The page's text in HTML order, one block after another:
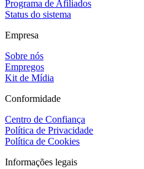
Programa de Afiliados
Status do sistema
Empresa
Sobre nós
Empregos
Kit de Mídia
Conformidade
Centro de Confiança
Política de Privacidade
Política de Cookies
Informações legais